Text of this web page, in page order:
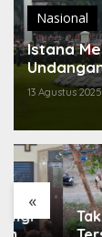
Nasional
Istana
RI
13 Agustus 2025
«
Tak